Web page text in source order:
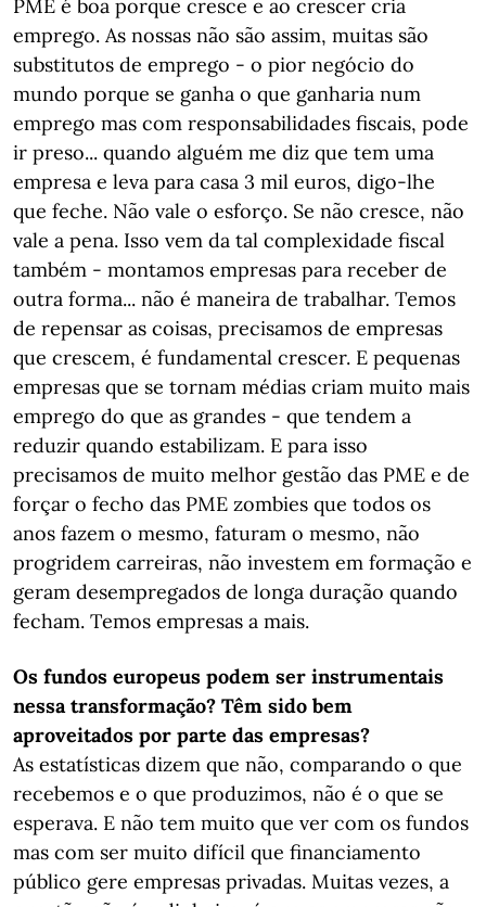
PME é boa porque cresce e ao crescer cria
emprego. As nossas não são assim, muitas são
substitutos de emprego - o pior negócio do
mundo porque se ganha o que ganharia num
emprego mas com responsabilidades fiscais, pode
ir preso... quando alguém me diz que tem uma
empresa e leva para casa 3 mil euros, digo-lhe
que feche. Não vale o esforço. Se não cresce, não
vale a pena. Isso vem da tal complexidade fiscal
também - montamos empresas para receber de
outra forma... não é maneira de trabalhar. Temos
de repensar as coisas, precisamos de empresas
que crescem, é fundamental crescer. E pequenas
empresas que se tornam médias criam muito mais
emprego do que as grandes - que tendem a
reduzir quando estabilizam. E para isso
precisamos de muito melhor gestão das PME e de
forçar o fecho das PME zombies que todos os
anos fazem o mesmo, faturam o mesmo, não
progridem carreiras, não investem em formação e
geram desempregados de longa duração quando
fecham. Temos empresas a mais.
Os fundos europeus podem ser instrumentais
nessa transformação? Têm sido bem
aproveitados por parte das empresas?
As estatísticas dizem que não, comparando o que
recebemos e o que produzimos, não é o que se
esperava. E não tem muito que ver com os fundos
mas com ser muito difícil que financiamento
público gere empresas privadas. Muitas vezes, a